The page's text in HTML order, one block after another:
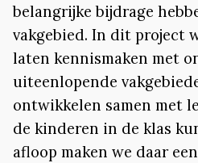
belangrijke bijdrage
vakgebied. In dit project
laten kennismaken met
uiteenlopende
ontwikkelen samen met
de kinderen in de klas
afloop maken we daar